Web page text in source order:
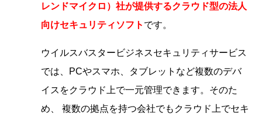
レンドマイクロ）社が提供するクラウド型の法人
向けセキュリティソフト です。
ウイルスバスタービジネスセキュリティサービス
では、PCやスマホ、タブレットなど複数のデバ
イスをクラウド上で一元管理できます。そのた
め、 複数の拠点を持つ会社でもクラウド上でセキ